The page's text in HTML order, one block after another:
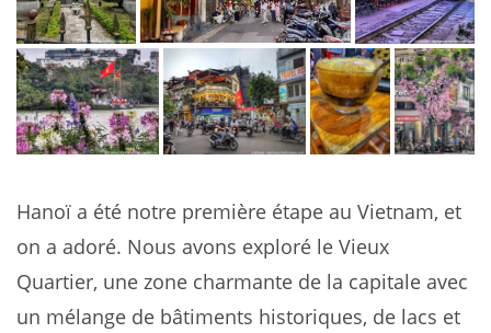
Hanoï a été notre première étape au Vietnam, et
on a adoré. Nous avons exploré le Vieux
Quartier, une zone charmante de la capitale avec
un mélange de bâtiments historiques, de lacs et